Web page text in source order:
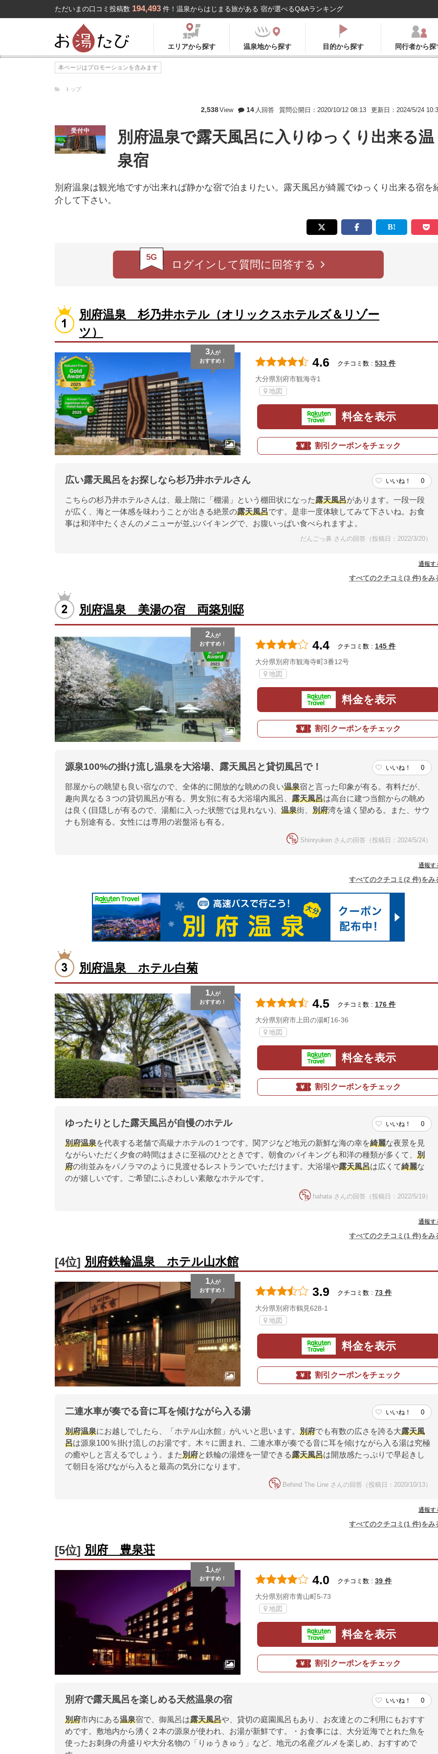
ただいまの口コミ投稿数 194,493 件！温泉からはじまる旅がある 宿が選べるQ&Aランキング
エリアから探す 温泉地から探す 目的から探す 同行者から探
本ページはプロモーションを含みます
トップ
2,538View 14 人回答 質問公開日：2020/10/12 08:13 更新日：2024/5/24
受付中
別府温泉で露天風呂に入りゆっくり出来る温
泉宿
別府温泉は観光地ですが出来れば静かな宿で泊まりたい。露天風呂が綺麗でゆっくり出来る宿を
介して下さい。
5G
ログインして質問に回答する
別府温泉 杉乃井ホテル（オリックスホテルズ＆リゾー
ツ）
3人が
おすすめ！
4.6 クチコミ数 : 533 件
大分県別府市観海寺1
地図
料金を表示
割引クーポンをチェック
広い露天風呂をお探しなら杉乃井ホテルさん いいね！ 0
こちらの杉乃井ホテルさんは、最上階に「棚湯」という棚田状になった露天風呂があります。一段一段
が広く、海と一体感を味わうことが出きる絶景の露天風呂です。是非一度体験してみて下さいね。お食
事は和洋中たくさんのメニューが並ぶバイキングで、お腹いっぱい食べられますよ。
だんごっ鼻 さんの回答（投稿日：2022/3/20）
通報す
すべてのクチコミ(3 件)をみ
別府温泉 美湯の宿 両築別邸
2人が
おすすめ！
4.4 クチコミ数 : 145 件
大分県別府市観海寺町3番12号
地図
料金を表示
割引クーポンをチェック
源泉100%の掛け流し温泉を大浴場、露天風呂と貸切風呂で！ いいね！ 0
部屋からの眺望も良い宿なので、全体的に開放的な眺めの良い温泉宿と言った印象が有る。有料だが、
趣向異なる３つの貸切風呂が有る。男女別に有る大浴場内風呂、 露天風呂は高台に建つ当館からの眺め
は良く(目隠しが有るので、湯船に入った状態では見れない)、 温泉街、 別府湾を遠く望める。また、サウ
ナも別途有る。女性には専用の岩盤浴も有る。
Shinryuken さんの回答（投稿日：2024/5/24）
通報す
すべてのクチコミ(2 件)をみ
別府温泉 ホテル白菊
1人が
おすすめ！
4.5 クチコミ数 : 176 件
大分県別府市上田の湯町16-36
地図
料金を表示
割引クーポンをチェック
ゆったりとした露天風呂が自慢のホテル いいね！ 0
別府温泉を代表する老舗で高級ナホテルの１つです。関アジなど地元の新鮮な海の幸を綺麗な夜景を見
ながらいただく夕食の時間はまさに至福のひとときです。朝食のバイキングも和洋の種類が多くて、 別
府の街並みをパノラマのように見渡せるレストランでいただけます。大浴場や露天風呂は広くて綺麗な
のが嬉しいです。ご希望にふさわしい素敵なホテルです。
hahata さんの回答（投稿日：2022/5/19）
通報す
すべてのクチコミ(1 件)をみ
[4位] 別府鉄輪温泉 ホテル山水館
1人が
おすすめ！
3.9 クチコミ数 : 73 件
大分県別府市鶴見628-1
地図
料金を表示
割引クーポンをチェック
二連水車が奏でる音に耳を傾けながら入る湯 いいね！ 0
別府温泉にお越しでしたら、「ホテル山水館」がいいと思います。 別府でも有数の広さを誇る大露天風
呂は源泉100％掛け流しのお湯です。木々に囲まれ、二連水車が奏でる音に耳を傾けながら入る湯は究極
の癒やしと言えるでしょう。また別府と鉄輪の湯煙を一望できる露天風呂は開放感たっぷりで早起きし
て朝日を浴びながら入ると最高の気分になります。
Behind The Line さんの回答（投稿日：2020/10/13）
通報す
すべてのクチコミ(1 件)をみ
[5位] 別府 豊泉荘
1人が
おすすめ！
4.0 クチコミ数 : 39 件
大分県別府市青山町5-73
地図
料金を表示
割引クーポンをチェック
別府で露天風呂を楽しめる天然温泉の宿 いいね！ 0
別府市内にある温泉宿で、御風呂は露天風呂や、貸切の庭園風呂もあり、お友達とのご利用にもおすす
めです。敷地内から湧く２本の源泉が使われ、お湯が新鮮です。・お食事には、大分近海でとれた魚を
使ったお刺身の舟盛りや大分名物の「りゅうきゅう」など、地元の名産グルメを楽しめ、おすすめで